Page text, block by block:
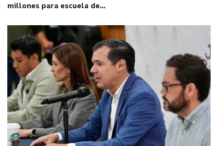
millones para escuela de…